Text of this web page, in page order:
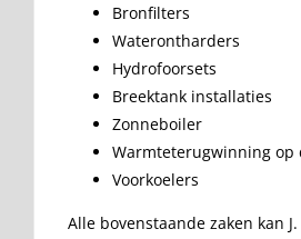
Bronfilters
Waterontharders
Hydrofoorsets
Breektank installaties
Zonneboiler
Warmteterugwinning op
Voorkoelers
Alle bovenstaande zaken kan